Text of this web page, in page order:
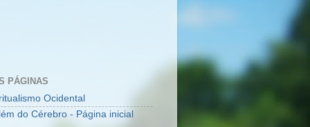
PÁGINAS
Ocidental
do Cérebro - Página inicial